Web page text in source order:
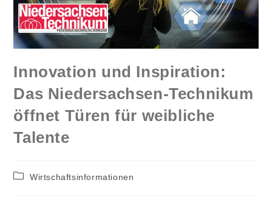
Innovation und Inspiration:
Das Niedersachsen-Technikum
öffnet Türen für weibliche
Talente
Beitrags-
Wirtschaftsinformationen